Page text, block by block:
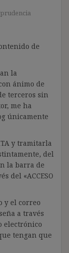
de
la
ánimo de
terceros sin
me ha
únicamente
y tramitarla
del
la barra de
del «ACCESO
y el correo
a través
electrónico
tengan que